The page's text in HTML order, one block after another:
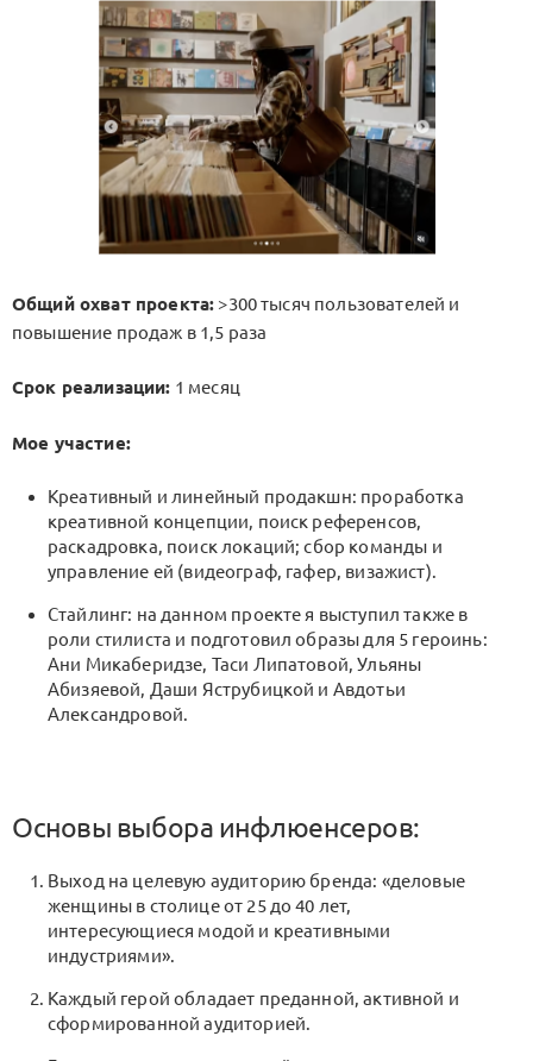
Общий охват проекта: >300 тысяч пользователей и
повышение продаж в 1,5 раза
Срок реализации: 1 месяц
Мое участие:
Креативный и линейный продакшн: проработка
креативной концепции, поиск референсов,
раскадровка, поиск локаций; сбор команды и
управление ей (видеограф, гафер, визажист).
Стайлинг: на данном проекте я выступил также в
роли стилиста и подготовил образы для 5 героинь:
Ани Микаберидзе, Таси Липатовой, Ульяны
Абизяевой, Даши Яструбицкой и Авдотьи
Александровой.
Основы выбора инфлюенсеров:
Выход на целевую аудиторию бренда: «деловые
женщины в столице от 25 до 40 лет,
интересующиеся модой и креативными
индустриями».
Каждый герой обладает преданной, активной и
сформированной аудиторией.